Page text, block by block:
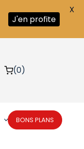
(0)
BONS PLANS
J'en profite
X